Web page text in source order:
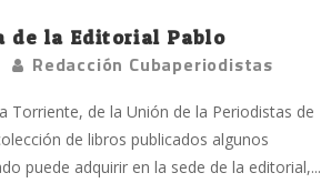
de la Editorial Pablo
Redacción Cubaperiodistas
Torriente, de la Unión de la Periodistas de
de libros publicados algunos
puede adquirir en la sede de la editorial,...